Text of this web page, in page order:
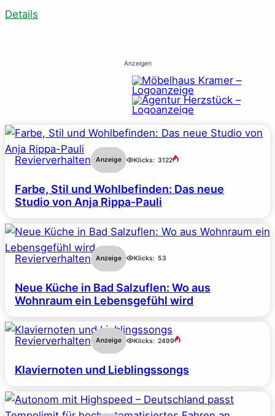
Details
Anzeigen
Revierverhalten Anzeige Klicks: 3122
Farbe, Stil und Wohlbefinden: Das neue
Studio von Anja Rippa-Pauli
Revierverhalten Anzeige Klicks: 53
Neue Küche in Bad Salzuflen: Wo aus
Wohnraum ein Lebensgefühl wird
Revierverhalten Anzeige Klicks: 2499
Klaviernoten und Lieblingssongs